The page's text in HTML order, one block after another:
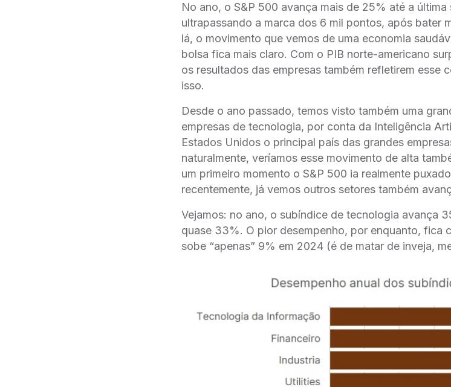
No ano, o S&P 500 avança mais de 25% até a
ultrapassando a marca dos 6 mil pontos, após bater
lá, o movimento que vemos de uma economia
bolsa fica mais claro. Com o PIB norte-americano
os resultados das empresas também refletirem esse
isso.
Desde o ano passado, temos visto também uma
empresas de tecnologia, por conta da Inteligência
Estados Unidos o principal país das grandes
naturalmente, veríamos esse movimento de alta
um primeiro momento o S&P 500 ia realmente
recentemente, já vemos outros setores também
Vejamos: no ano, o subíndice de tecnologia avança
quase 33%. O pior desempenho, por enquanto, fica
sobe “apenas” 9% em 2024 (é de matar de inveja,